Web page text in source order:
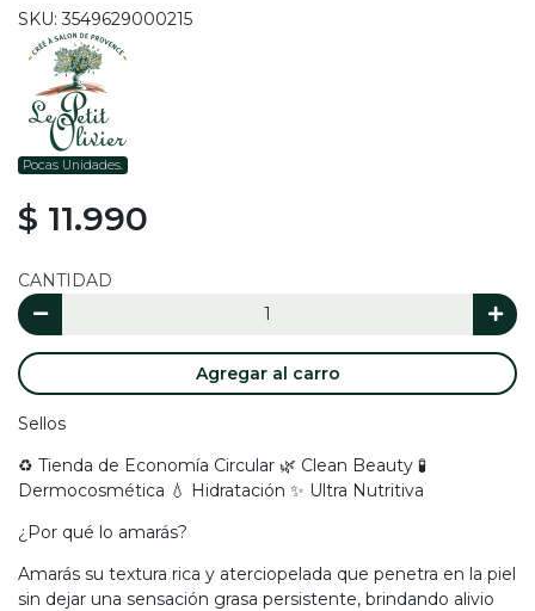
SKU: 3549629000215
Pocas Unidades.
$ 11.990
CANTIDAD
Agregar al carro
Sellos
♻️ Tienda de Economía Circular 🌿 Clean Beauty 🧪
Dermocosmética 💧 Hidratación ✨ Ultra Nutritiva
¿Por qué lo amarás?
Amarás su textura rica y aterciopelada que penetra en la piel
sin dejar una sensación grasa persistente, brindando alivio